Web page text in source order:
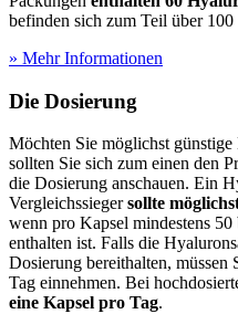
befinden sich zum Teil über 100
» Mehr Informationen
Die Dosierung
Möchten Sie möglichst
sollten Sie sich zum einen den
die Dosierung anschauen. Ein
Vergleichssiegersollte
wenn pro Kapsel mindestens
enthalten ist. Falls die
Dosierung bereithalten, müssen
Tag einnehmen. Bei
eine Kapsel pro Tag.